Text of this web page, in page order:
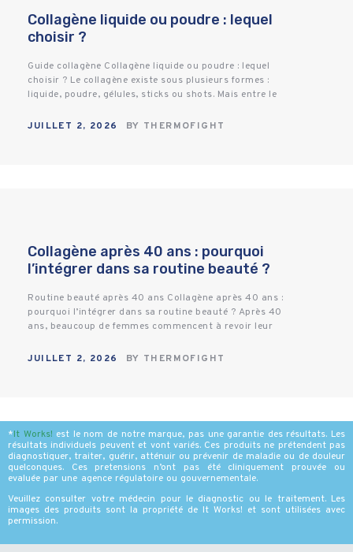
Collagène liquide ou poudre : lequel
choisir ?
Guide collagène Collagène liquide ou poudre : lequel
choisir ? Le collagène existe sous plusieurs formes :
liquide, poudre, gélules, sticks ou shots. Mais entre le
JUILLET 2, 2026
BY THERMOFIGHT
Collagène après 40 ans : pourquoi
l’intégrer dans sa routine beauté ?
Routine beauté après 40 ans Collagène après 40 ans :
pourquoi l’intégrer dans sa routine beauté ? Après 40
ans, beaucoup de femmes commencent à revoir leur
JUILLET 2, 2026
BY THERMOFIGHT
*It Works! est le nom de notre marque, pas une garantie des résultats. Les
résultats individuels peuvent et vont variés. Ces produits ne prétendent pas
diagnostiquer, traiter, guérir, atténuir ou prévenir de maladie ou de douleur
quelconques. Ces pretensions n’ont pas été cliniquement prouvée ou
evaluée par une agence régulatoire ou gouvernementale.
Veuillez consulter votre médecin pour le diagnostic ou le traitement. Les
images des produits sont la propriété de It Works! et sont utilisées avec
permission.